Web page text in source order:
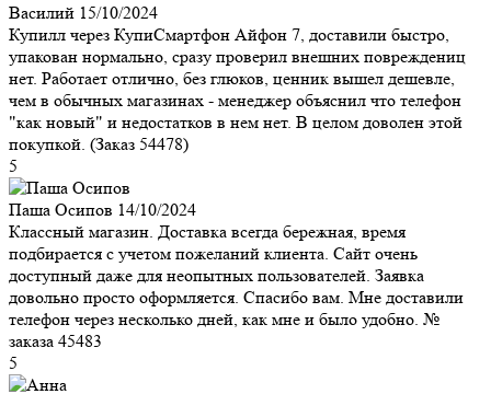
Василий 15/10/2024
Купилл через КупиСмартфон Айфон 7, доставили быстро,
упакован нормально, сразу проверил внешних повреждениц
нет. Работает отлично, без глюков, ценник вышел дешевле,
чем в обычных магазинах - менеджер объяснил что телефон
"как новый" и недостатков в нем нет. В целом доволен этой
покупкой. (Заказ 54478)
5
Паша Осипов 14/10/2024
Классный магазин. Доставка всегда бережная, время
подбирается с учетом пожеланий клиента. Сайт очень
доступный даже для неопытных пользователей. Заявка
довольно просто оформляется. Спасибо вам. Мне доставили
телефон через несколько дней, как мне и было удобно. №
заказа 45483
5